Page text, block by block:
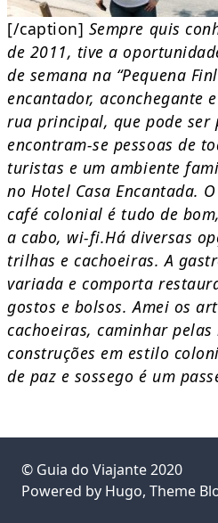
[/caption] Sempre quis
de 2011, tive a
de semana na “Pequena
encantador, aconchegante
rua principal, que pode ser
encontram-se pessoas de
turistas e um ambiente
no Hotel Casa Encantada.
café colonial é tudo de
a cabo, wi-fi.Há diversas
trilhas e cachoeiras. A
variada e comporta
gostos e bolsos. Amei os
cachoeiras, caminhar pelas
construções em estilo
de paz e sossego é um
© Guia do Viajante2020
Powered by Hugo, Theme